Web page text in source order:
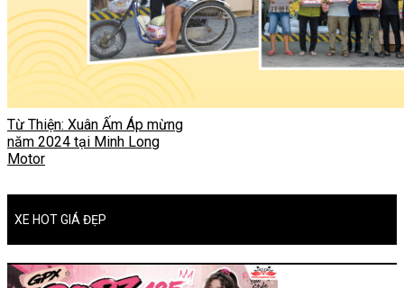
Từ Thiện: Xuân Ấm Áp mừng
năm 2024 tại Minh Long
Motor
XE HOT GIÁ ĐẸP